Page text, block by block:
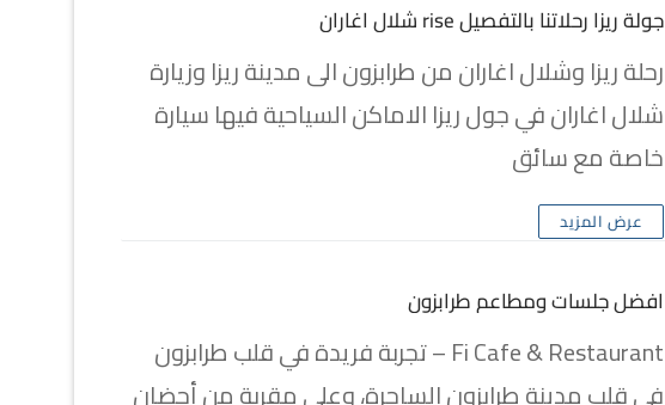
جولة ريزا رحلاتنا بالتفصيل rise شلال اغاران
رحلة ريزا وشلال اغاران من طرابزون الى مدينة ريزا وزيارة
شلال اغاران في جول ريزا الاماكن السياحية فيها سيارة
خاصة مع سائق
عرض المزيد
افضل جلسات ومطاعم طرابزون
Fi Cafe & Restaurant – تجربة فريدة في قلب طرابزون
في قلب مدينة طرابزون الساحرة، وعلى مقربة من أحضان